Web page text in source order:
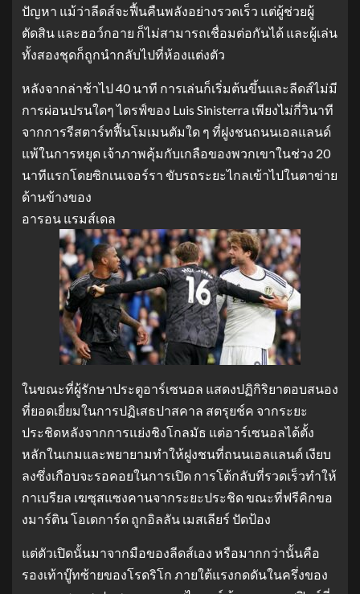
ปัญหา แม้ว่าลีดส์จะฟื้นคืนพลังอย่างรวดเร็ว แต่ผู้ช่วยผู้
ตัดสิน และฮอว์กอาย ก็ไม่สามารถเชื่อมต่อกันได้ และผู้เล่น
ทั้งสองชุดก็ถูกนำกลับไปที่ห้องแต่งตัว
หลังจากล่าช้าไป 40 นาที การเล่นก็เริ่มต้นขึ้นและลีดส์ไม่มี
การผ่อนปรนใดๆ ไดรฟ์ของ Luis Sinisterra เพียงไม่กี่วินาที
จากการรีสตาร์ทฟื้นโมเมนตัมใด ๆ ที่ฝูงชนถนนเอลแลนด์
แพ้ในการหยุด เจ้าภาพคุ้มกับเกลือของพวกเขาในช่วง 20
นาทีแรกโดยซิกเนเจอร์รา ขับรถระยะไกลเข้าไปในตาข่าย
ด้านข้างของ
อารอน แรมส์เดล
ในขณะที่ผู้รักษาประตูอาร์เซนอล แสดงปฏิกิริยาตอบสนอง
ที่ยอดเยี่ยมในการปฏิเสธปาสคาล สตรุยช์ค จากระยะ
ประชิดหลังจากการแย่งชิงโกลมัธ แต่อาร์เซนอลได้ตั้ง
หลักในเกมและพยายามทำให้ฝูงชนที่ถนนเอลแลนด์ เงียบ
ลงซึ่งเกือบจะรอคอยในการเปิด การโต้กลับที่รวดเร็วทำให้
กาเบรียล เฆซุสแซงคานจากระยะประชิด ขณะที่ฟรีคิกขอ
งมาร์ติน โอเดการ์ด ถูกอิลลัน เมสเลียร์ ปัดป้อง
แต่ตัวเปิดนั้นมาจากมือของลีดส์เอง หรือมากกว่านั้นคือ
รองเท้าบู๊ทซ้ายของโรดริโก ภายใต้แรงกดดันในครึ่งของ